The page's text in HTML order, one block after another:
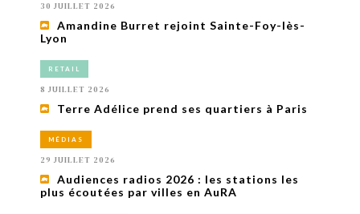
30 JUILLET 2026
Amandine Burret rejoint Sainte-Foy-lès-
Lyon
RETAIL
8 JUILLET 2026
Terre Adélice prend ses quartiers à Paris
MÉDIAS
29 JUILLET 2026
Audiences radios 2026 : les stations les
plus écoutées par villes en AuRA